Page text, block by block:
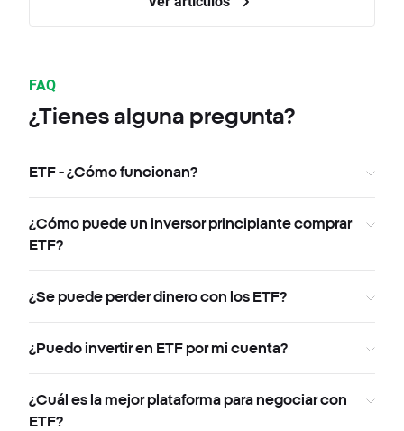
FAQ
¿Tienes alguna pregunta?
ETF - ¿Cómo funcionan?
¿Cómo puede un inversor principiante comprar
ETF?
¿Se puede perder dinero con los ETF?
¿Puedo invertir en ETF por mi cuenta?
¿Cuál es la mejor plataforma para negociar con
ETF?